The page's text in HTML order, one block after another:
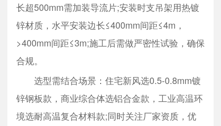
长超500mm需加装导流片;安装时支吊架用热镀
锌材质，水平安装边长≤400mm间距≤4m，
>400mm间距≤3m;施工后需做严密性试验，确保
合规。
选型需结合场景：住宅新风选0.5-0.8mm镀
锌钢板款，商业综合体选铝合金款，工业高温环
境选耐高温复合材料款;同时关注厂家资质，优